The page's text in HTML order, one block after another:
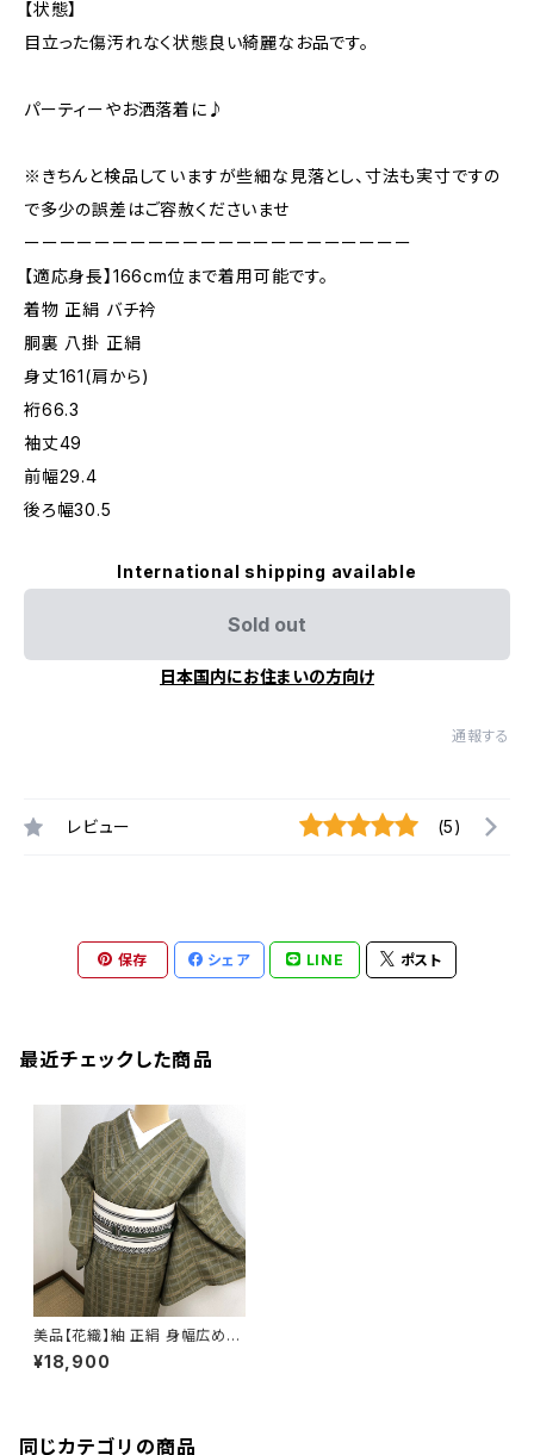
【状態】
目立った傷汚れなく状態良い綺麗なお品です。
パーティーやお洒落着に♪
※きちんと検品していますが些細な見落とし、寸法も実寸ですの
で多少の誤差はご容赦くださいませ
ーーーーーーーーーーーーーーーーーーーーーー
【適応身長】166cm位まで着用可能です。
着物 正絹 バチ衿
胴裏 八掛 正絹
身丈161(肩から)
裄66.3
袖丈49
前幅29.4
後ろ幅30.5
International shipping available
Sold out
日本国内にお住まいの方向け
通報する
レビュー (5)
保存 シェア LINE ポスト
最近チェックした商品
美品【花織】紬 正絹 身幅広め
大寸法b992
¥18,900
同じカテゴリの商品